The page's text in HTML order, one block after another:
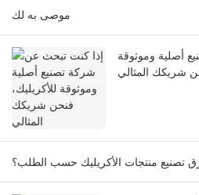
موصى به لك
أصلية وموثوقة
شريكك المثالي
تصنيع منتجات الأكريليك حسب الطلب؟